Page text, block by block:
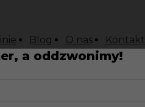
Blog O nas Kontakt
a oddzwonimy!